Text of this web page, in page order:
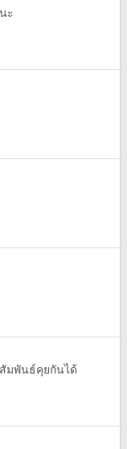
ะ
มพันธ์คุยกันได้